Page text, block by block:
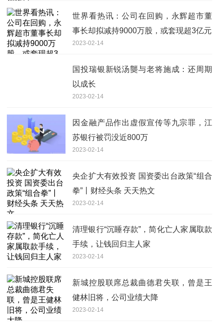
世界看热讯：公司在回购，永辉超市董
事长却拟减持9000万股，或套现超3亿元
2023-02-14
国投瑞银新锐汤龑与老将施成：还周期
以成长
2023-02-14
因金融产品作出虚假宣传等九宗罪，江
苏银行被罚没近800万
2023-02-14
央企扩大有效投资 国资委出台政策“组合
拳”丨财经头条 天天热文
2023-02-14
清理银行“沉睡存款”，简化亡人家属取款
手续，让钱回归主人家
2023-02-14
新城控股联席总裁曲德君失联，曾是王
健林旧将，公司业绩大降
2023-02-14